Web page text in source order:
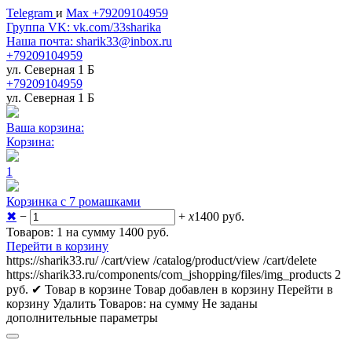
Telegram и Max +79209104959
Группа VK: vk.com/33sharika
Наша почта: sharik33@inbox.ru
+79209104959
ул. Северная 1 Б
+79209104959
ул. Северная 1 Б
Ваша корзина:
Корзина:
1
Корзинка с 7 ромашками
✖ − + x1400 руб.
Товаров: 1 на сумму 1400 руб.
Перейти в корзину
https://sharik33.ru/ /cart/view /catalog/product/view /cart/delete
https://sharik33.ru/components/com_jshopping/files/img_products 2
руб. ✔ Товар в корзине Товар добавлен в корзину Перейти в
корзину Удалить Товаров: на сумму Не заданы
дополнительные параметры